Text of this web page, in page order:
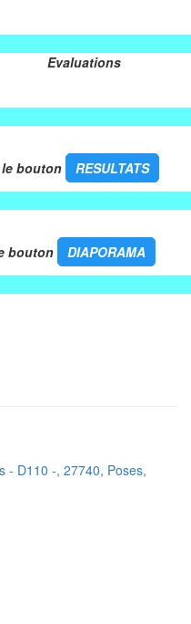
Evaluations
bouton RESULTATS
DIAPORAMA
- D110 -, 27740, Poses,